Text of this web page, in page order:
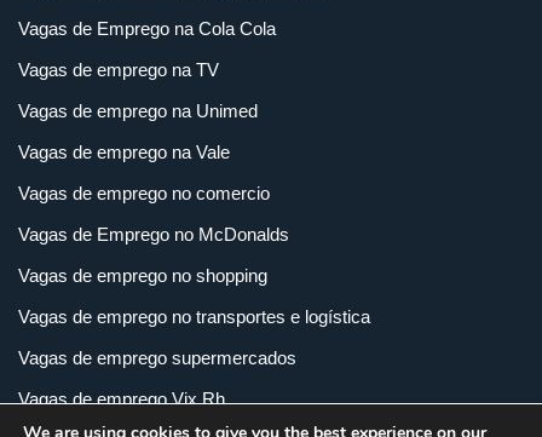
Vagas de Emprego na Cola Cola
Vagas de emprego na TV
Vagas de emprego na Unimed
Vagas de emprego na Vale
Vagas de emprego no comercio
Vagas de Emprego no McDonalds
Vagas de emprego no shopping
Vagas de emprego no transportes e logística
Vagas de emprego supermercados
Vagas de emprego Vix Rh